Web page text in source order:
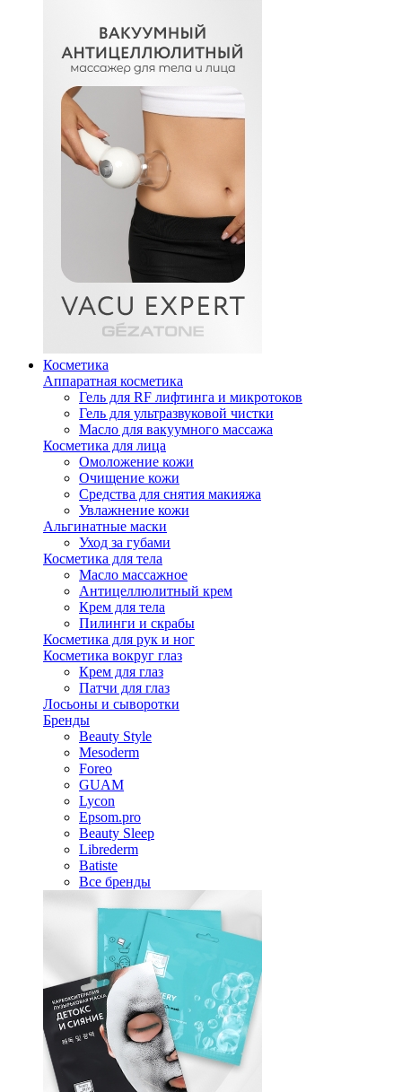
Косметика
Аппаратная косметика
Гель для RF лифтинга и микротоков
Гель для ультразвуковой чистки
Масло для вакуумного массажа
Косметика для лица
Омоложение кожи
Очищение кожи
Средства для снятия макияжа
Увлажнение кожи
Альгинатные маски
Уход за губами
Косметика для тела
Масло массажное
Антицеллюлитный крем
Крем для тела
Пилинги и скрабы
Косметика для рук и ног
Косметика вокруг глаз
Крем для глаз
Патчи для глаз
Лосьоны и сыворотки
Бренды
Beauty Style
Mesoderm
Foreo
GUAM
Lycon
Epsom.pro
Beauty Sleep
Librederm
Batiste
Все бренды